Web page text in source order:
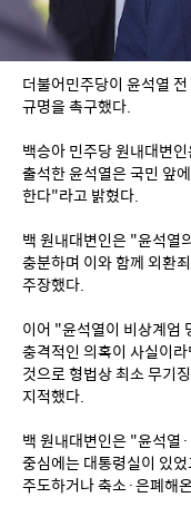
더불어민주당이 윤석열
규명을 촉구했다.
백승아 민주당 원내대변
출석한 윤석열은 국민 앞
한다"라고 밝혔다.
백 원내대변인은 "윤석열
충분하며 이와 함께 외환
주장했다.
이어 "윤석열이 비상계엄
충격적인 의혹이 사실이
것으로 형법상 최소 무기
지적했다.
백 원내대변인은 "윤석열
중심에는 대통령실이 있
주도하거나 축소·은폐해